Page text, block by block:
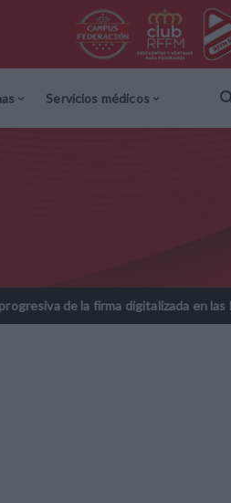
Servicios médicos
digitalizada en las licencias